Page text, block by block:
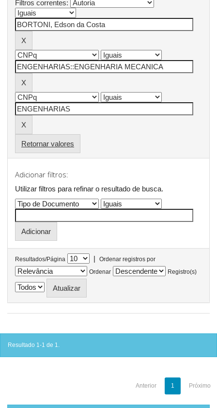
Filtros correntes:
Retornar valores
Adicionar filtros:
Utilizar filtros para refinar o resultado de busca.
Resultados/Página |
Ordenar registros por
Ordenar
Registro(s)
Resultado 1-1 de 1.
Anterior 1 Próximo